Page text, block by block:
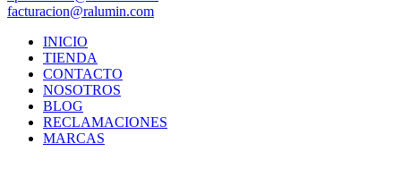
facturacion@ralumin.com
INICIO
TIENDA
CONTACTO
NOSOTROS
BLOG
RECLAMACIONES
MARCAS